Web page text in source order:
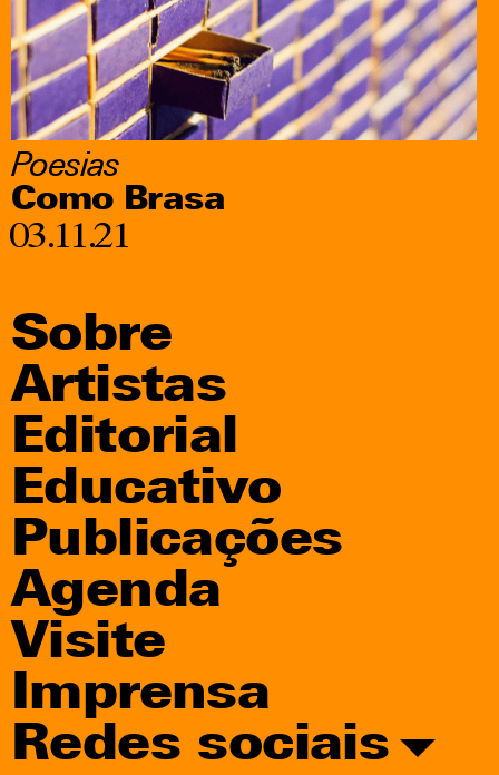
Poesias
Como Brasa
03.11.21
Sobre
Artistas
Editorial
Educativo
Publicações
Agenda
Visite
Imprensa
Redes sociais